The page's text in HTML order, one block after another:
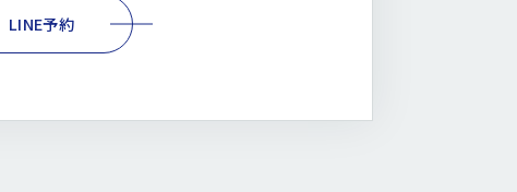
LINE予約